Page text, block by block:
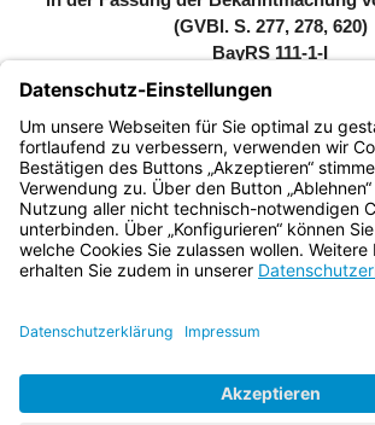
(GVBl. S. 277, 278, 620)
BayRS 111-1-I
Vollzitat nach RedR: Landeswahlgesetz
Fassung der Bekanntmachung vom 5.
277, 620, BayRS 111-1-I), das zuletzt
23. Mai 2022 (GVBl. S. 218) geändert
Bayern.de
BayernPortal
Impressum